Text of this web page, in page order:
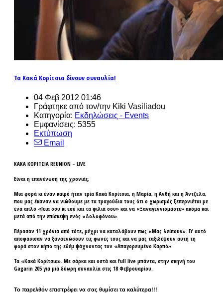
Τα Κακά Κορίτσια δίνουν συναυλία!
04 Φεβ 2012 01:46
Γράφτηκε από τον/την Kiki Vasiliadou
Κατηγορία: Εκδηλώσεις - Events
Εμφανίσεις: 5355
Εκτύπωση
Email
ΚΑΚΑ ΚΟΡΙΤΣΙΑ REUNION – LIVE
Είναι η επανένωση της χρονιάς;
Μια φορά κι έναν καιρό ήταν τρία Κακά Κορίτσια, η Μαρία, η Ανθή και η Άντζελα,
που μας έκαναν να νιώθουμε με τα τραγούδια τους ότι ο χωρισμός ξεπερνιέται με
ένα απλό «Γεια σου κι εσύ και τα φιλιά σου» και να «Ξαναγεννιόμαστε» ακόμα και
μετά από την επίσκεψη ενός «Δολοφόνου».
Πέρασαν 11 χρόνια από τότε, μέχρι να καταλάβουν πως «Μας λείπουν». Γι’ αυτό
αποφάσισαν να ξαναενώσουν τις φωνές τους και να μας ταξιδέψουν αυτή τη
φορά στον κήπο της εδέμ ψάχνοντας τον «Απαγορευμένο Καρπό».
Τα «Κακά Κορίτσια». Με σάρκα και οστά και full live μπάντα, στην σκηνή του
Gagarin 205 για μιά δύωρη συναυλία στις 18 Φεβρουαρίου.
Το παρελθόν επιστρέφει να σας θυμίσει τα καλύτερα!!!